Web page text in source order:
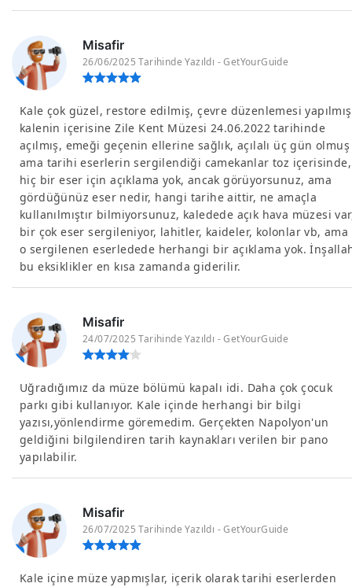
Misafir
26/06/2025 Tarihinde Yazıldı - GetYourGuide
Kale çok güzel, restore edilmiş, çevre düzenlemesi
kalenin içerisine Zile Kent Müzesi 24.06.2022 tarihinde
açılmış, emeği geçenin ellerine sağlık, açılalı üç gün olmuş
ama tarihi eserlerin sergilendiği camekanlar toz içerisinde,
hiç bir eser için açıklama yok, ancak görüyorsunuz, ama
gördüğünüz eser nedir, hangi tarihe aittir, ne amaçla
kullanılmıştır bilmiyorsunuz, kaledede açık hava müzesi
bir çok eser sergileniyor, lahitler, kaideler, kolonlar vb, ama
o sergilenen eserledede herhangi bir açıklama yok.
bu eksiklikler en kısa zamanda giderilir.
Misafir
24/07/2025 Tarihinde Yazıldı - GetYourGuide
Uğradığımız da müze bölümü kapalı idi. Daha çok çocuk
parkı gibi kullanıyor. Kale içinde herhangi bir bilgi
yazısı,yönlendirme göremedim. Gerçekten Napolyon'un
geldiğini bilgilendiren tarih kaynakları verilen bir pano
yapılabilir.
Misafir
26/07/2025 Tarihinde Yazıldı - GetYourGuide
Kale içine müze yapmışlar, içerik olarak tarihi eserlerden